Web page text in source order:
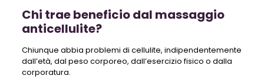
Chi trae beneficio dal massaggio
anticellulite?
Chiunque abbia problemi di cellulite, indipendentemente
dall’età, dal peso corporeo, dall’esercizio fisico o dalla
corporatura.